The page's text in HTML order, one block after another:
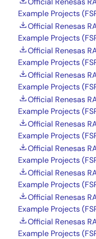
Example Projects
Official Renesas
Example Projects
Official Renesas
Example Projects
Official Renesas
Example Projects
Official Renesas
Example Projects
Official Renesas
Example Projects
Official Renesas
Example Projects
Official Renesas
Example Projects
Official Renesas
Example Projects
Official Renesas
Example Projects